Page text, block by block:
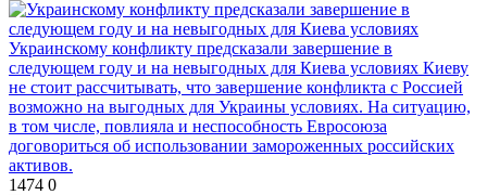
Украинскому конфликту предсказали завершение в
следующем году и на невыгодных для Киева условиях Киеву
не стоит рассчитывать, что завершение конфликта с Россией
возможно на выгодных для Украины условиях. На ситуацию,
в том числе, повлияла и неспособность Евросоюза
договориться об использовании замороженных российских
активов.
1474 0